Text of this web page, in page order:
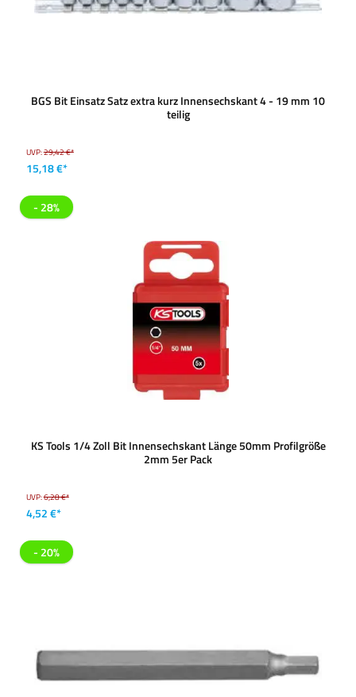
BGS Bit Einsatz Satz extra kurz Innensechskant 4 - 19 mm 10
teilig
UVP:29,42 €*
15,18 €*
- 28%
KS Tools 1/4 Zoll Bit Innensechskant Länge 50mm Profilgröße
2mm 5er Pack
UVP:6,28 €*
4,52 €*
- 20%